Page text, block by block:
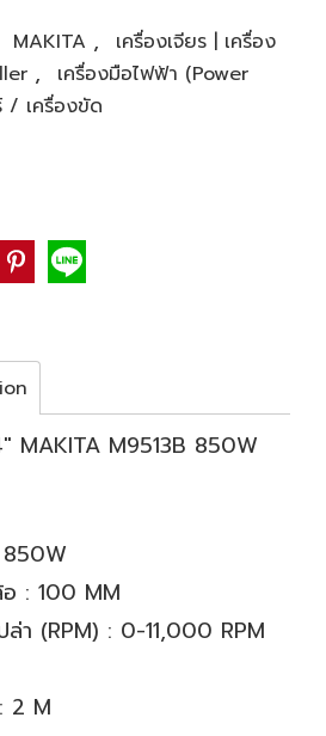
MAKITA ,
เครื่องเจียร | เครื่อง
,
เครื่องมือไฟฟ้า (Power
/ เครื่องขัด
MAKITA M9513B 850W
: 100 MM
ล่า (RPM) : 0-11,000 RPM
2 M